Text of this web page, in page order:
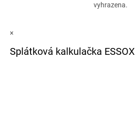
vyhrazena.
×
Splátková kalkulačka ESSOX